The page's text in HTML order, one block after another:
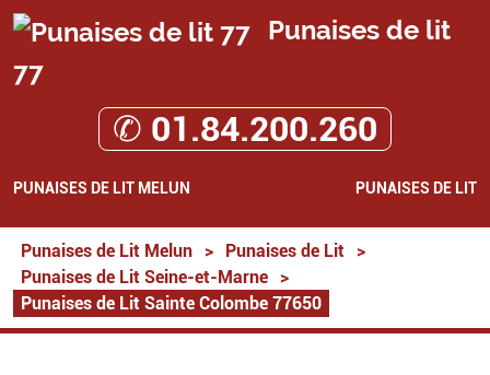
Punaises de lit
77
✆ 01.84.200.260
PUNAISES DE LIT MELUN PUNAISES DE LIT
Punaises de Lit Melun > Punaises de Lit
>
Punaises de Lit Seine-et-Marne
>
Punaises de Lit Sainte Colombe 77650